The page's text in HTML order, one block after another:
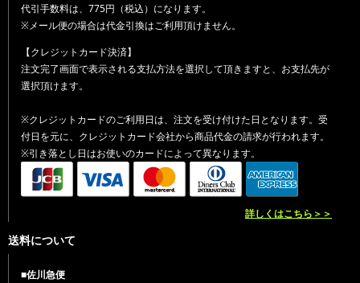
代引手数料は、775円（税込）になります。
※メール便の場合は代金引換はご利用頂けません。
【クレジットカード決済】
注文完了画面で表示される支払方法を選択して頂きますと、お支払先が
選択頂けます。
※クレジットカードのご利用日は、注文を受け付けた日となります。受
付日を元に、クレジットカード会社から商品代金の請求が行われます。
※引き落とし日はお使いのカードによって異なります。
詳しくはこちら＞＞
送料について
■佐川急便